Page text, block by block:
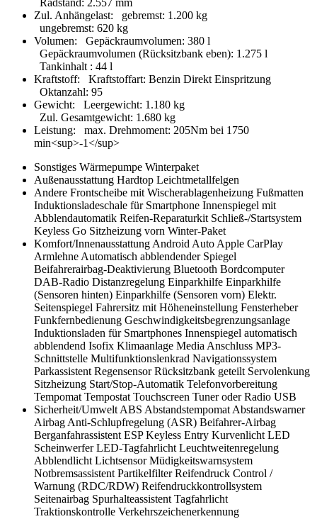
Radstand: 2.557 mm
Zul. Anhängelast:
gebremst: 1.200 kg
ungebremst: 620 kg
Volumen:
Gepäckraumvolumen: 380 l
Gepäckraumvolumen (Rücksitzbank eben): 1.275 l
Tankinhalt : 44 l
Kraftstoff:
Kraftstoffart: Benzin Direkt Einspritzung
Oktanzahl: 95
Gewicht:
Leergewicht: 1.180 kg
Zul. Gesamtgewicht: 1.680 kg
Leistung:
max. Drehmoment: 205Nm bei 1750
min<sup>-1</sup>
Sonstiges Wärmepumpe Winterpaket
Außenausstattung Hardtop Leichtmetallfelgen
Andere Frontscheibe mit Wischerablagenheizung Fußmatten
Induktionsladeschale für Smartphone Innenspiegel mit
Abblendautomatik Reifen-Reparaturkit Schließ-/Startsystem
Keyless Go Sitzheizung vorn Winter-Paket
Komfort/Innenausstattung Android Auto Apple CarPlay
Armlehne Automatisch abblendender Spiegel
Beifahrerairbag-Deaktivierung Bluetooth Bordcomputer
DAB-Radio Distanzregelung Einparkhilfe Einparkhilfe
(Sensoren hinten) Einparkhilfe (Sensoren vorn) Elektr.
Seitenspiegel Fahrersitz mit Höheneinstellung Fensterheber
Funkfernbedienung Geschwindigkeitsbegrenzungsanlage
Induktionsladen für Smartphones Innenspiegel automatisch
abblendend Isofix Klimaanlage Media Anschluss MP3-
Schnittstelle Multifunktionslenkrad Navigationssystem
Parkassistent RegensensorRücksitzbank geteilt Servolenkung
Sitzheizung Start/Stop-Automatik Telefonvorbereitung
Tempomat Tempostat Touchscreen Tuner oder Radio USB
Sicherheit/Umwelt ABS Abstandstempomat Abstandswarner
Airbag Anti-Schlupfregelung (ASR) Beifahrer-Airbag
Berganfahrassistent ESPKeyless Entry Kurvenlicht LED
ScheinwerferLED-Tagfahrlicht Leuchtweitenregelung
Abblendlicht LichtsensorMüdigkeitswarnsystem
Notbremsassistent PartikelfilterReifendruck Control /
Warnung (RDC/RDW) Reifendruckkontrollsystem
Seitenairbag Spurhalteassistent Tagfahrlicht
Traktionskontrolle Verkehrszeichenerkennung